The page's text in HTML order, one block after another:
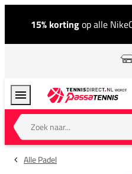
15% kortingop alle
Zoek naar...
Alle Padel